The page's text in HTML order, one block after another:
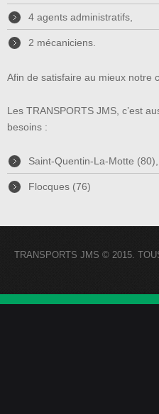
4 agents administratifs,
2 mécaniciens.
Afin de satisfaire au mieux notre
Les TRANSPORTS JMS, c’est
besoins :
Saint-Quentin-La-Motte (80),
Flocques (76)
TRANSPORTS JMS © 2015.